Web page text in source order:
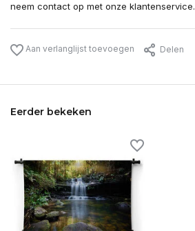
neem contact op met onze klantenservice.
Aan verlanglijst toevoegen Delen
Eerder bekeken